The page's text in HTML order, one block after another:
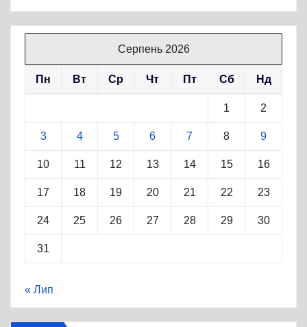
Серпень 2026
Пн Вт Ср Чт Пт Сб Нд
1 2
3 4 5 6 7 8 9
10 11 12 13 14 15 16
17 18 19 20 21 22 23
24 25 26 27 28 29 30
31
« Лип